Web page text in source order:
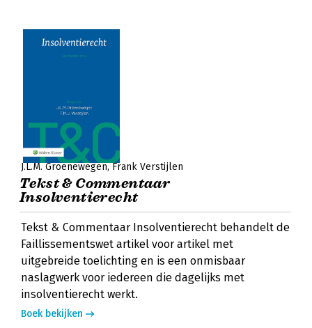
J.L.M. Groenewegen Frank Verstijlen
Tekst & Commentaar
Insolventierecht
Tekst & Commentaar Insolventierecht behandelt de
Faillissementswet artikel voor artikel met
uitgebreide toelichting en is een onmisbaar
naslagwerk voor iedereen die dagelijks met
insolventierecht werkt.
Boek bekijken